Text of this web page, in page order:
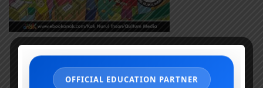
OFFICIAL EDUCATION PARTNER